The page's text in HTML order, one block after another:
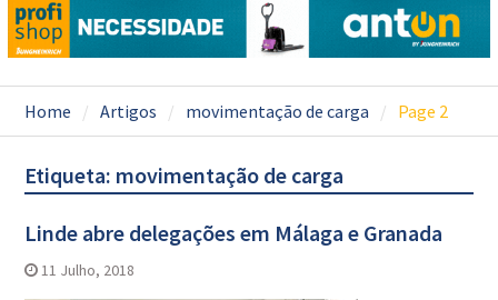
Home Artigos movimentação de carga Page 2
Etiqueta: movimentação de carga
Linde abre delegações em Málaga e Granada
11 Julho, 2018